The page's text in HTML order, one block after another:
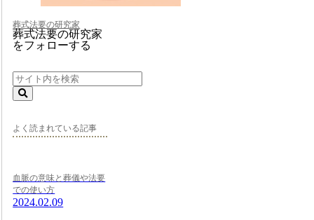
葬式法要の研究家
葬式法要の研究家
をフォローする
よく読まれている記事
血脈の意味と葬儀や法要
での使い方
2024.02.09